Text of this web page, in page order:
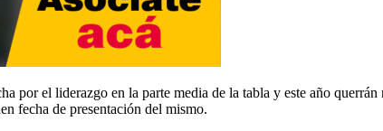
por el liderazgo en la parte media de la tabla y este año
fecha de presentación del mismo.